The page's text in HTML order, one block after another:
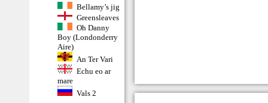
Bellamy’s jig
Greensleaves
Oh Danny
Boy (Londonderry
Aire)
An Ter Vari
Echu eo ar
mare
Vals 2